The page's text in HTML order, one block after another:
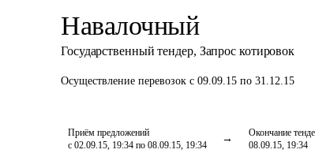
Навалочный
Государственный тендер, Запрос котировок
Осуществление перевозок с 09.09.15 по 31.12.15
Приём предложений
с 02.09.15, 19:34 по 08.09.15, 19:34
Окончание
08.09.15, 19:34